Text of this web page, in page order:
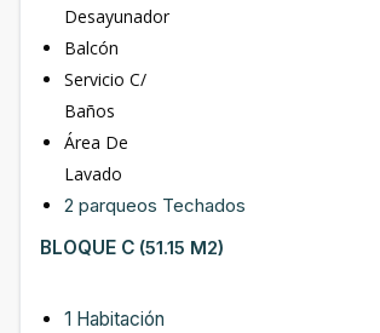
Desayunador
Balcón
Servicio C/
Baños
Área De
Lavado
2 parqueos Techados
BLOQUE C (51.15 M2)
1 Habitación